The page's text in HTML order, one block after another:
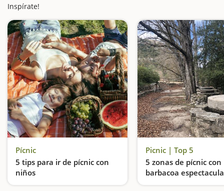
Inspírate!
Pícnic
5 tips para ir de pícnic con
niños
Disfruta de una escapada de picnic en familia
Picnic | Top 5
5 zonas de pícnic con
barbacoa
Tarragona